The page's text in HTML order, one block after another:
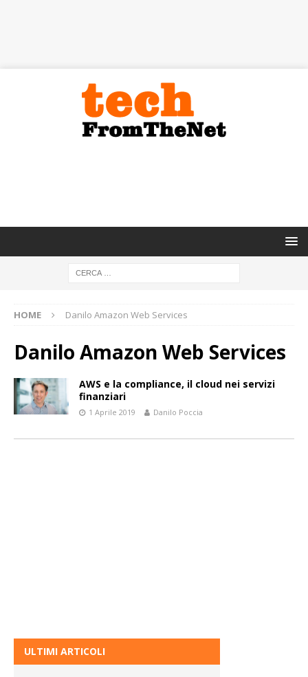
HOME Danilo Amazon Web Services
Danilo Amazon Web Services
AWS e la compliance, il cloud nei servizi
finanziari
1 Aprile 2019 Danilo Poccia
ULTIMI ARTICOLI